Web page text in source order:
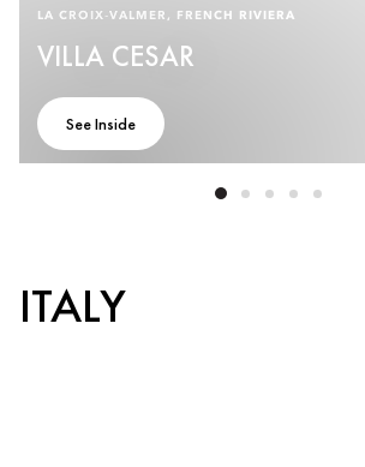
LA CROIX‑VALMER, FRENCH RIVIERA
VILLA CESAR
See Inside
ITALY